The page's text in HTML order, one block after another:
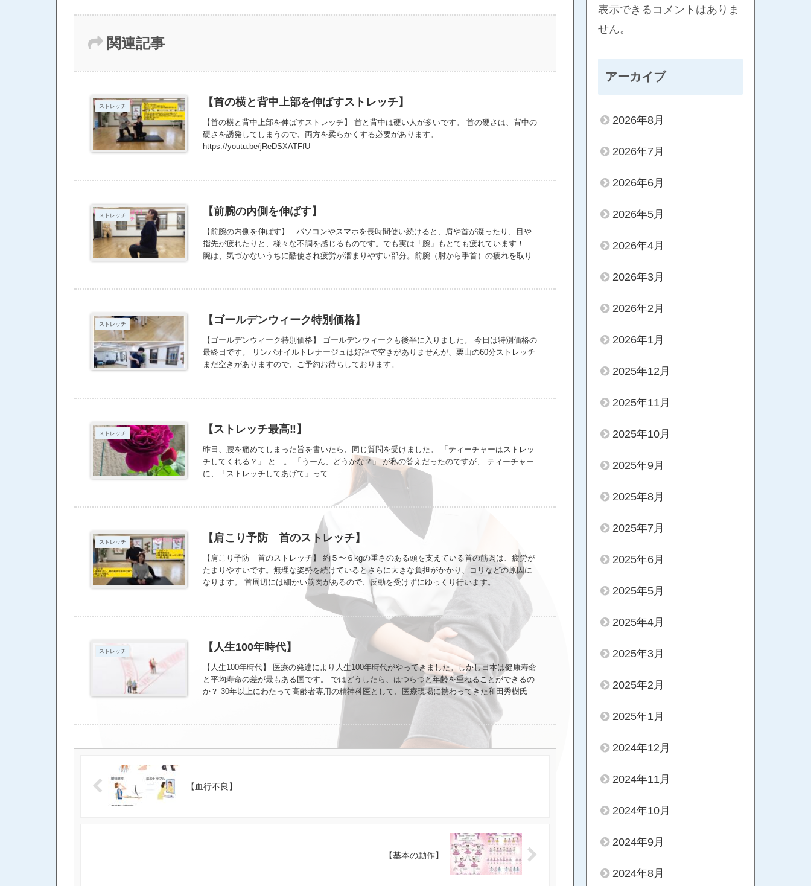
関連記事
ストレッチ 【首の横と背中上部を伸ばすストレッチ】
【首の横と背中上部を伸ばすストレッチ】 首と背中は硬い人が多いです。 首の硬さは、背中の
硬さを誘発してしまうので、両方を柔らかくする必要があります。
https://youtu.be/jReDSXATFfU
ストレッチ 【前腕の内側を伸ばす】
【前腕の内側を伸ばす】 パソコンやスマホを長時間使い続けると、肩や首が凝ったり、目や
指先が疲れたりと、様々な不調を感じるものです。でも実は「腕」もとても疲れています！
腕は、気づかないうちに酷使され疲労が溜まりやすい部分。前腕（肘から手首）の疲れを取り
ストレッチ 【ゴールデンウィーク特別価格】
【ゴールデンウィーク特別価格】 ゴールデンウィークも後半に入りました。 今日は特別価格の
最終日です。 リンパオイルトレナージュは好評で空きがありませんが、栗山の60分ストレッチ
まだ空きがありますので、ご予約お待ちしております。
ストレッチ 【ストレッチ最高‼️】
昨日、腰を痛めてしまった旨を書いたら、同じ質問を受けました。 「ティーチャーはストレッ
チしてくれる？」 と…。 「うーん、どうかな？」 が私の答えだったのですが、 ティーチャー
に、「ストレッチしてあげて」って...
ストレッチ 【肩こり予防 首のストレッチ】
【肩こり予防 首のストレッチ】 約５〜６kgの重さのある頭を支えている首の筋肉は、疲労が
たまりやすいです。無理な姿勢を続けているとさらに大きな負担がかかり、コリなどの原因に
なります。 首周辺には細かい筋肉があるので、反動を受けずにゆっくり行います。
https://youtu.be/UVLsKZjnrEI
ストレッチ 【人生100年時代】
【人生100年時代】 医療の発達により人生100年時代がやってきました。しかし日本は健康寿命
と平均寿命の差が最もある国です。 ではどうしたら、はつらつと年齢を重ねることができるの
か？ 30年以上にわたって高齢者専用の精神科医として、医療現場に携わってきた和田秀樹氏
は、70代が「ターニングポイント」だと指摘。70代を無事乗り越えることができれば、元気な
80代を迎えられると言います。 ただ、裏を返せば、70代には注意すべき危険が潜んでいること
を意味し、若いころのようにはいかないことを、逆に面白がることを推奨しています。 70代の
うちに「歳だから」といろいろなことを諦めてしまうと、80代になったころにはできることが
ほとんどなくなってしまいます。というより「やってみようかな」という気持ちすら消えてし
見つけておく必要がありますね。 皆さんにはそれがありますか？なければ、ウォーキングから
【血行不良】
【基本の動作】
表示できるコメントはありま
せん。
アーカイブ
2026年8月
2026年7月
2026年6月
2026年5月
2026年4月
2026年3月
2026年2月
2026年1月
2025年12月
2025年11月
2025年10月
2025年9月
2025年8月
2025年7月
2025年6月
2025年5月
2025年4月
2025年3月
2025年2月
2025年1月
2024年12月
2024年11月
2024年10月
2024年9月
2024年8月